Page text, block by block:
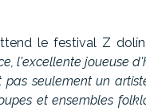
le festival Z
l'excellente joueuse
seulement un
et ensembles